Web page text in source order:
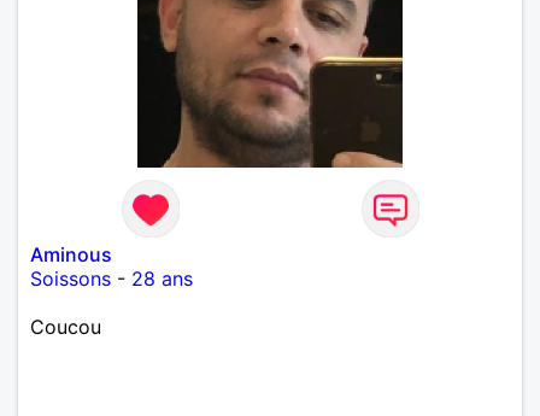
Aminous
Soissons - 28 ans
Coucou